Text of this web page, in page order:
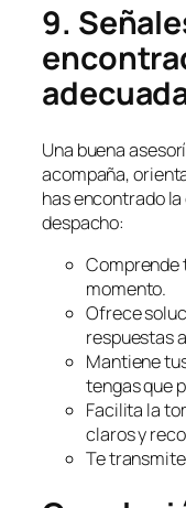
9.
Una buena
acompaña,
has encontrado
despacho:
Comprende
momento.
Ofrece
respuestas
Mantiene
tengas que
Facilita la
claros y
Te